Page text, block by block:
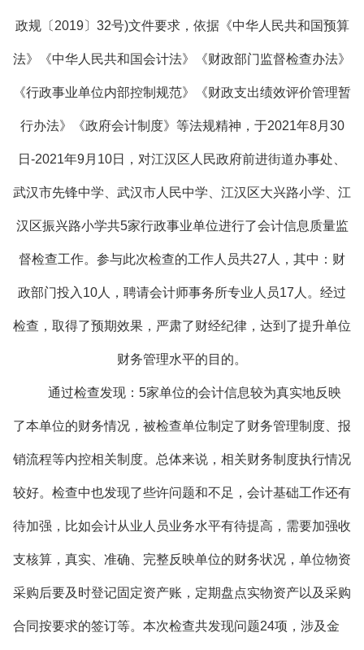
政规〔2019〕32号)文件要求， 依据《中华人民共和国预算
法》《中华人民共和国会计法》《财政部门监督检查办法》
《行政事业单位内部控制规范》《财政支出绩效评价管理暂
行办法》《政府会计制度》等法规精神，于2021年8月30
日-2021年9月10日，对江汉区人民政府前进街道办事处、
武汉市先锋中学、武汉市人民中学、江汉区大兴路小学、江
汉区振兴路小学共5家行政事业单位进行了会计信息质量监
督检查工作。参与此次检查的工作人员共27人，其中：财
政部门投入10人，聘请会计师事务所专业人员17人。经过
检查，取得了预期效果，严肃了财经纪律，达到了提升单位
财务管理水平的目的。
通过检查发现：5家单位的会计信息较为真实地反映
了本单位的财务情况，被检查单位制定了财务管理制度、报
销流程等内控相关制度。总体来说，相关财务制度执行情况
较好。检查中也发现了些许问题和不足，会计基础工作还有
待加强，比如会计从业人员业务水平有待提高，需要加强收
支核算，真实、准确、完整反映单位的财务状况，单位物资
采购后要及时登记固定资产账，定期盘点实物资产以及采购
合同按要求的签订等。本次检查共发现问题24项，涉及金